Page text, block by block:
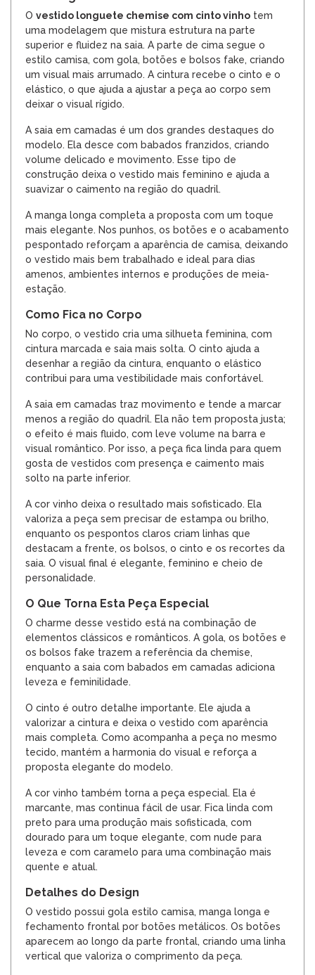
O vestido longuete chemise com cinto vinho tem
uma modelagem que mistura estrutura na parte
superior e fluidez na saia. A parte de cima segue o
estilo camisa, com gola, botões e bolsos fake, criando
um visual mais arrumado. A cintura recebe o cinto e o
elástico, o que ajuda a ajustar a peça ao corpo sem
deixar o visual rígido.
A saia em camadas é um dos grandes destaques do
modelo. Ela desce com babados franzidos, criando
volume delicado e movimento. Esse tipo de
construção deixa o vestido mais feminino e ajuda a
suavizar o caimento na região do quadril.
A manga longa completa a proposta com um toque
mais elegante. Nos punhos, os botões e o acabamento
pespontado reforçam a aparência de camisa, deixando
o vestido mais bem trabalhado e ideal para dias
amenos, ambientes internos e produções de meia-
estação.
Como Fica no Corpo
No corpo, o vestido cria uma silhueta feminina, com
cintura marcada e saia mais solta. O cinto ajuda a
desenhar a região da cintura, enquanto o elástico
contribui para uma vestibilidade mais confortável.
A saia em camadas traz movimento e tende a marcar
menos a região do quadril. Ela não tem proposta justa;
o efeito é mais fluido, com leve volume na barra e
visual romântico. Por isso, a peça fica linda para quem
gosta de vestidos com presença e caimento mais
solto na parte inferior.
A cor vinho deixa o resultado mais sofisticado. Ela
valoriza a peça sem precisar de estampa ou brilho,
enquanto os pespontos claros criam linhas que
destacam a frente, os bolsos, o cinto e os recortes da
saia. O visual final é elegante, feminino e cheio de
personalidade.
O Que Torna Esta Peça Especial
O charme desse vestido está na combinação de
elementos clássicos e românticos. A gola, os botões e
os bolsos fake trazem a referência da chemise,
enquanto a saia com babados em camadas adiciona
leveza e feminilidade.
O cinto é outro detalhe importante. Ele ajuda a
valorizar a cintura e deixa o vestido com aparência
mais completa. Como acompanha a peça no mesmo
tecido, mantém a harmonia do visual e reforça a
proposta elegante do modelo.
A cor vinho também torna a peça especial. Ela é
marcante, mas continua fácil de usar. Fica linda com
preto para uma produção mais sofisticada, com
dourado para um toque elegante, com nude para
leveza e com caramelo para uma combinação mais
quente e atual.
Detalhes do Design
O vestido possui gola estilo camisa, manga longa e
fechamento frontal por botões metálicos. Os botões
aparecem ao longo da parte frontal, criando uma linha
vertical que valoriza o comprimento da peça.